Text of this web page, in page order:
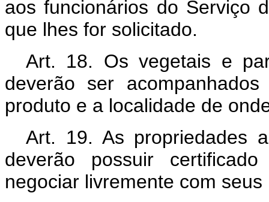
aos funcionários do Serviço
que lhes for solicitado.
Art. 18. Os vegetais e
deverão ser
produto e a localidade de
Art. 19. As propriedades
deverão possuir
negociar livremente com seus